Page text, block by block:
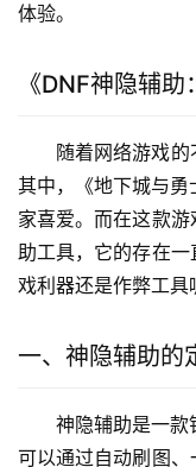
体验。
《DNF神隐辅
随着网络游戏的
其中，《地下城与
家喜爱。而在这款
助工具，它的存在
戏利器还是作弊工具
一、神隐辅助的
神隐辅助是一款
可以通过自动刷图